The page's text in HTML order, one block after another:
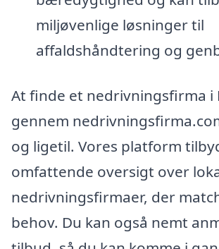
miljøvenlige løsninger til
affaldshåndtering og
At finde et nedrivningsfirma i
gennem
og ligetil. Vores platform
omfattende oversigt over
nedrivningsfirmaer, der
behov. Du kan også nemt